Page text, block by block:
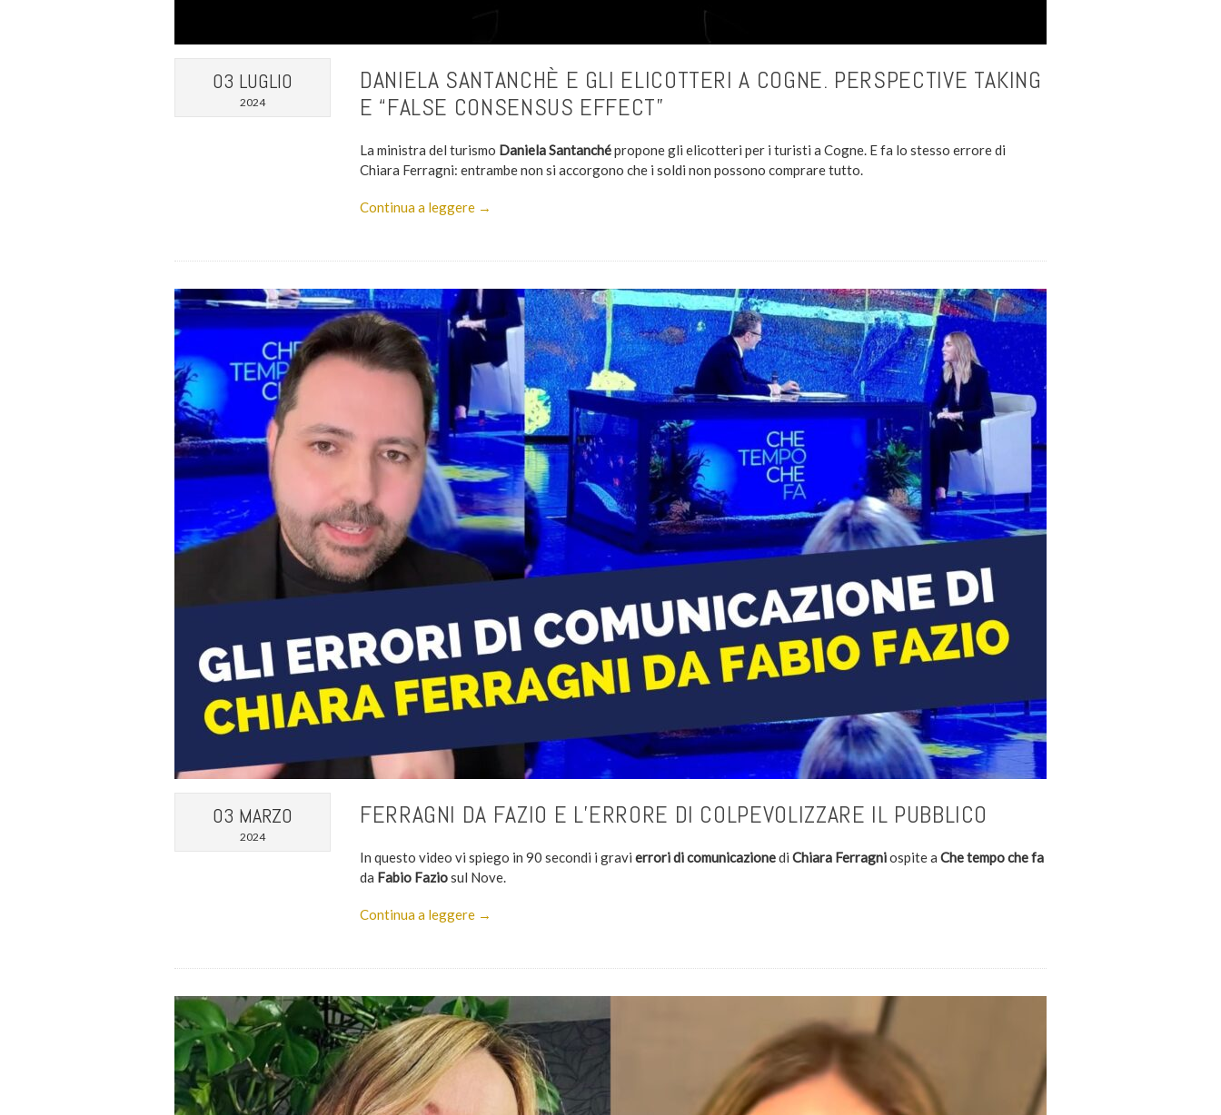
03 LUGLIO
2024
DANIELA SANTANCHÈ E GLI ELICOTTERI A COGNE. PERSPECTIVE TAKING
E “FALSE CONSENSUS EFFECT”
La ministra del turismo Daniela Santanchépropone gli elicotteri per i turisti a Cogne. E fa lo stesso errore di
Chiara Ferragni: entrambe non si accorgono che i soldi non possono comprare tutto.
Continua a leggere →
03 MARZO
2024
FERRAGNI DA FAZIO E L’ERRORE DI COLPEVOLIZZARE IL PUBBLICO
In questo video vi spiego in 90 secondi i gravi errori di comunicazionedi Chiara Ferragniospite a Che tempo che fa
da Fabio Faziosul Nove.
Continua a leggere →